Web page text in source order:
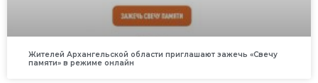
Жителей Архангельской области приглашают зажечь «Свечу
памяти» в режиме онлайн